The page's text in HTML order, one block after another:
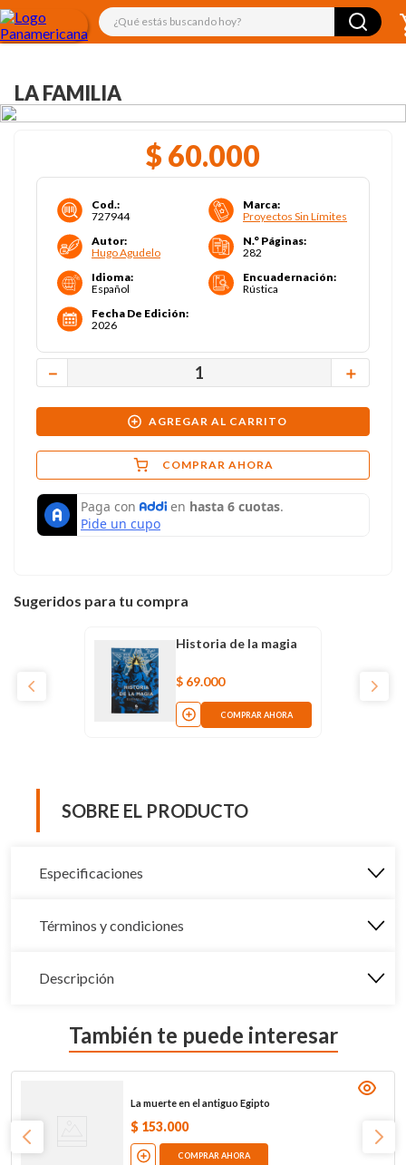
¿Qué estás buscando hoy?
LA FAMILIA
$ 60.000
Cod.:
727944
Marca:
Proyectos Sin Límites
Autor:
Hugo Agudelo
N.° Páginas:
282
Idioma:
Español
Encuadernación:
Rústica
Fecha De Edición:
2026
＋
－
AGREGAR AL CARRITO
COMPRAR AHORA
Sugeridos para tu compra
Historia de la magia
$ 69.000
COMPRAR AHORA
SOBRE EL PRODUCTO
Especificaciones
Términos y condiciones
Descripción
También te puede interesar
La muerte en el antiguo Egipto
$ 153.000
COMPRAR AHORA